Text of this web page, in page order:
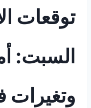
توقعات
السبت: